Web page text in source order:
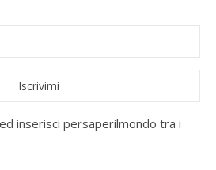
inserisci persaperilmondo tra i